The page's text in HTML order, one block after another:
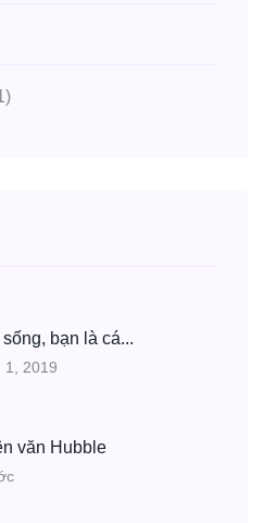
bạn là cá...
1, 2019
văn Hubble